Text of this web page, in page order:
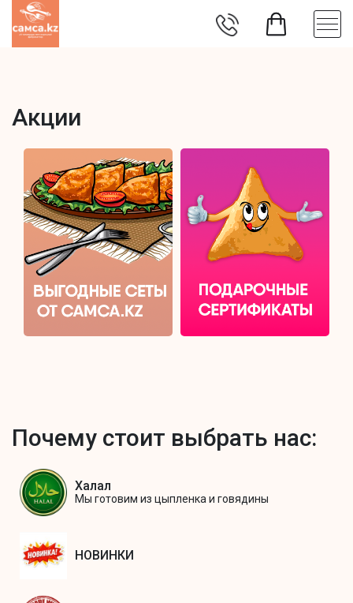
Акции
Почему стоит выбрать нас:
Халал
Мы готовим из цыпленка и говядины
НОВИНКИ